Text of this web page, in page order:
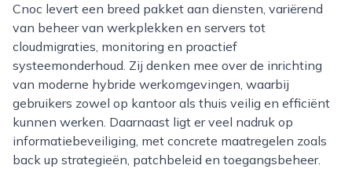
Cnoc levert een breed pakket aan diensten, variërend
van beheer van werkplekken en servers tot
cloudmigraties, monitoring en proactief
systeemonderhoud. Zij denken mee over de inrichting
van moderne hybride werkomgevingen, waarbij
gebruikers zowel op kantoor als thuis veilig en efficiënt
kunnen werken. Daarnaast ligt er veel nadruk op
informatiebeveiliging, met concrete maatregelen zoals
back up strategieën, patchbeleid en toegangsbeheer.